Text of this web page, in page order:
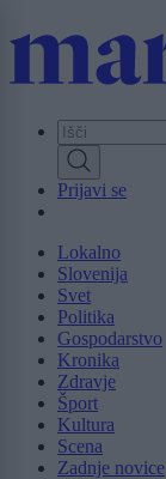
to
content
Prijavi se
Lokalno
Slovenija
Svet
Politika
Gospodarstvo
Kronika
Zdravje
Šport
Kultura
Scena
Zadnje novice